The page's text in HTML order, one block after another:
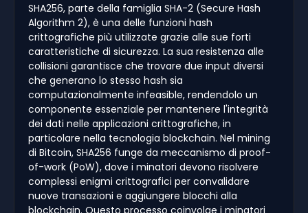
SHA256, parte della famiglia SHA-2 (Secure Hash
Algorithm 2), è una delle funzioni hash
crittografiche più utilizzate grazie alle sue forti
caratteristiche di sicurezza. La sua resistenza alle
collisioni garantisce che trovare due input diversi
che generano lo stesso hash sia
computazionalmente infeasible, rendendolo un
componente essenziale per mantenere l'integrità
dei dati nelle applicazioni crittografiche, in
particolare nella tecnologia blockchain. Nel mining
di Bitcoin, SHA256 funge da meccanismo di proof-
of-work (PoW), dove i minatori devono risolvere
complessi enigmi crittografici per convalidare
nuove transazioni e aggiungere blocchi alla
blockchain. Questo processo coinvolge i minatori